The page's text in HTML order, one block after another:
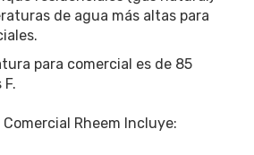
de agua más altas para
para comercial es de 85
Rheem Incluye: